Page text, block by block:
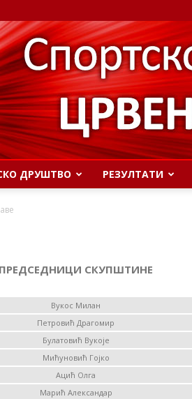
ДРУШТВО РЕЗУЛТАТИ
ПРЕДСЕДНИЦИ СКУПШТИНЕ
Вукос Милан
Петровић Драгомир
Булатовић Вукоје
Мићуновић Гојко
Ацић Олга
Марић Александар